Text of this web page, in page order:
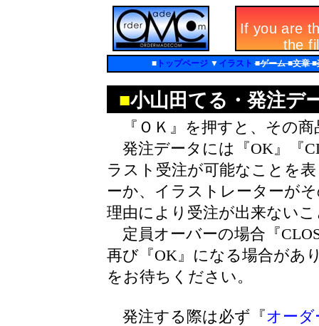
■トップページ▼ イラスト ■ゲーム ■文章
■小山田てる・発注デ
『ＯＫ』を押すと、その
発注データには『OK』『
ラスト受注が可能なことを
ーか、イラストレーターが
理由により受注が出来ない
定員オーバーの場合『
再び『OK』になる場合があ
をお待ちください。
発注する際は必ず『オーダ